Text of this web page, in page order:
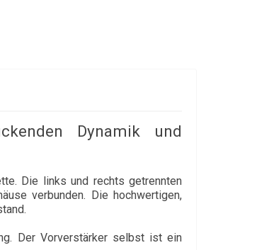
Dynamik und
Die links und rechts getrennten
verbunden. Die hochwertigen,
Der Vorverstärker selbst ist ein